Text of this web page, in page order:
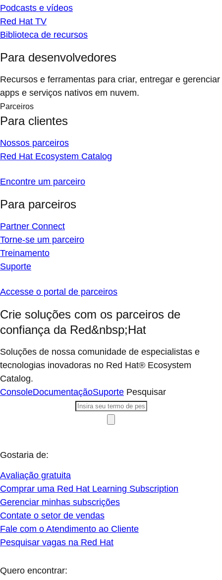
Podcasts e vídeos
Red Hat TV
Biblioteca de recursos
Para desenvolvedores
Recursos e ferramentas para criar, entregar e gerenciar
apps e serviços nativos em nuvem.
Parceiros
Para clientes
Nossos parceiros
Red Hat Ecosystem Catalog
Encontre um parceiro
Para parceiros
Partner Connect
Torne-se um parceiro
Treinamento
Suporte
Accesse o portal de parceiros
Crie soluções com os parceiros de
confiança da Red&nbsp;Hat
Soluções de nossa comunidade de especialistas e
tecnologias inovadoras no Red Hat® Ecosystem
Catalog.
ConsoleDocumentaçãoSuporte Pesquisar
Gostaria de:
Avaliação gratuita
Comprar uma Red Hat Learning Subscription
Gerenciar minhas subscrições
Contate o setor de vendas
Fale com o Atendimento ao Cliente
Pesquisar vagas na Red Hat
Quero encontrar: